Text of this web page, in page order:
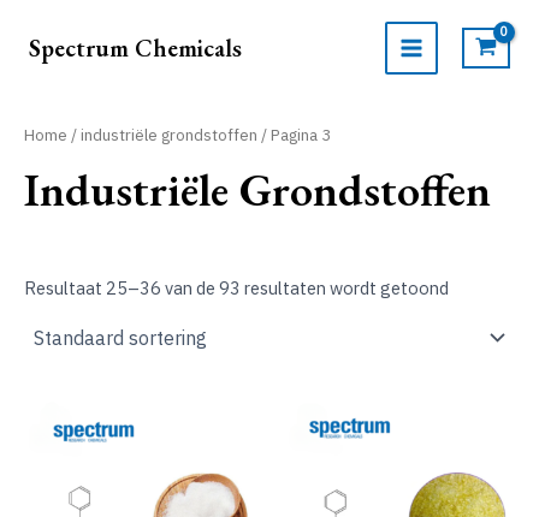
naarSpectrum Chemicals
MAIN
Home /industriële grondstoffen / Pagina 3
Industriële Grondstoffen
Resultaat 25–36 van de 93 resultaten wordt getoond